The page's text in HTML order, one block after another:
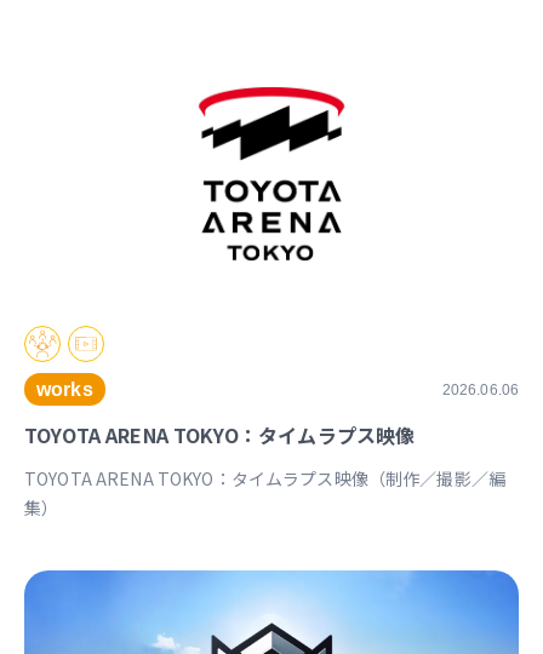
works 2026.06.06
TOYOTA ARENA TOKYO：タイムラプス映像
TOYOTA ARENA TOKYO：タイムラプス映像（制作／撮影／編
集）